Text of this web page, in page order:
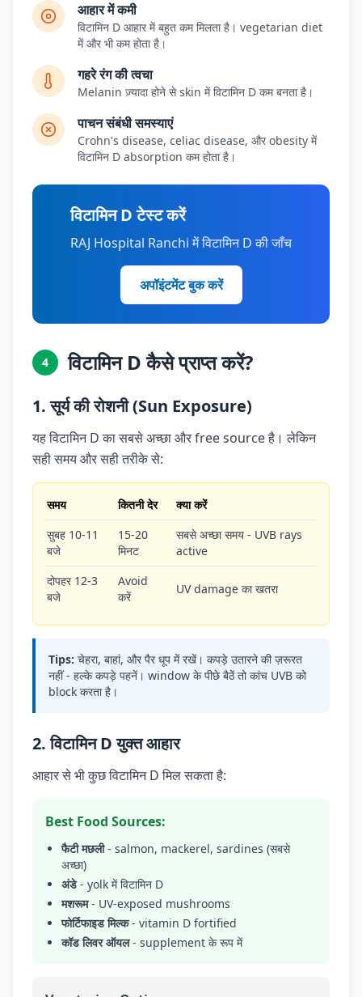
आहार में कमी
विटामिन D आहार में बहुत कम मिलता है। vegetarian diet
में और भी कम होता है।
गहरे रंग की त्वचा
Melanin ज़्यादा होने से skin में विटामिन D कम बनता है।
पाचन संबंधी समस्याएं
Crohn's disease, celiac disease, और obesity में
विटामिन D absorption कम होता है।
विटामिन D टेस्ट करें
RAJ Hospital Ranchi में विटामिन D की जाँच
अपॉइंटमेंट बुक करें
4 विटामिन D कैसे प्राप्त करें?
1. सूर्य की रोशनी (Sun Exposure)
यह विटामिन D का सबसे अच्छा और free source है। लेकिन
सही समय और सही तरीके से:
समय कितनी देर
क्या करें
सुबह 10-11
बजे
15-20
मिनट
सबसे अच्छा समय - UVB rays
active
दोपहर 12-3
बजे
Avoid
करें
UV damage का खतरा
Tips: चेहरा, बाहां, और पैर धूप में रखें। कपड़े उतारने की ज़रूरत
नहीं - हल्के कपड़े पहनें। window के पीछे बैठें तो कांच UVB को
block करता है।
2. विटामिन D युक्त आहार
आहार से भी कुछ विटामिन D मिल सकता है:
Best Food Sources:
फैटी मछली- salmon, mackerel, sardines (सबसे
अच्छा)
अंडे- yolk में विटामिन D
मशरूम- UV-exposed mushrooms
फोर्टिफाइड मिल्क- vitamin D fortified
कॉड लिवर ऑयल- supplement के रूप में